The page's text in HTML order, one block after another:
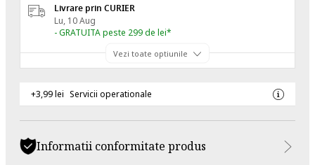
Livrare prin CURIER
Lu, 10 Aug
- GRATUITA peste 299 de lei*
Vezi toate optiunile
+3,99 lei Servicii operationale
Informatii conformitate produs